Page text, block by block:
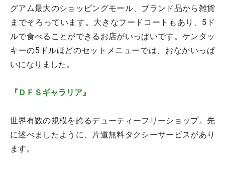
グアム最大のショッピングモール、ブランド品から雑貨
までそろっています。大きなフードコートもあり、5ド
ルで食べることができるお店がいっぱいです。ケンタッ
キーの5ドルほどのセットメニューでは、おなかいっぱ
いになりました。
『ＤＦＳギャラリア』
世界有数の規模を誇るデューティーフリーショップ。先
に述べましたように、片道無料タクシーサービスがあり
ます。